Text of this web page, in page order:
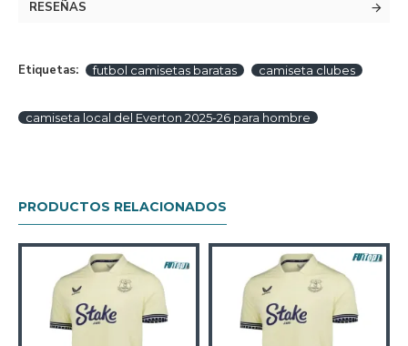
RESEÑAS
Etiquetas: futbol camisetas baratas camiseta clubes
camiseta local del Everton 2025-26 para hombre
PRODUCTOS RELACIONADOS